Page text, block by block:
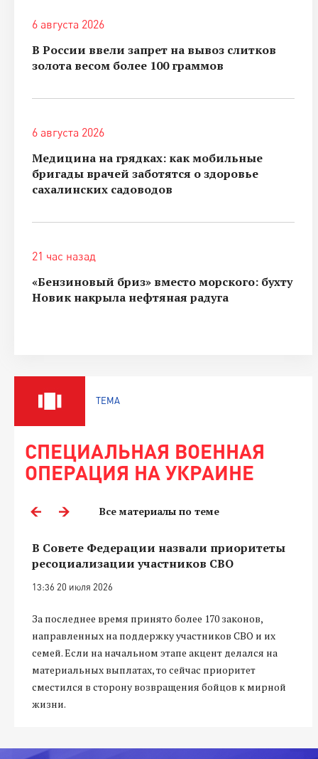
6 августа 2026
В России ввели запрет на вывоз слитков
золота весом более 100 граммов
6 августа 2026
Медицина на грядках: как мобильные
бригады врачей заботятся о здоровье
сахалинских садоводов
21 час назад
«Бензиновый бриз» вместо морского: бухту
Новик накрыла нефтяная радуга
ТЕМА
СПЕЦИАЛЬНАЯ ВОЕННАЯ
ОПЕРАЦИЯ НА УКРАИНЕ
Все материалы по теме
В Совете Федерации назвали приоритеты
ресоциализации участников СВО
13:36 20 июля 2026
За последнее время принято более 170 законов,
направленных на поддержку участников СВО и их
семей. Если на начальном этапе акцент делался на
материальных выплатах, то сейчас приоритет
сместился в сторону возвращения бойцов к мирной
жизни.